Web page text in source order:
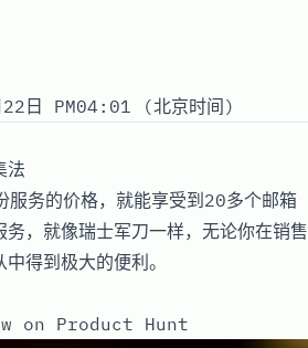
22日 PM04:01 (北京时间)
法
务的价格，就能享受到20多个邮箱
，就像瑞士军刀一样，无论你在销售
得到极大的便利。
on Product Hunt